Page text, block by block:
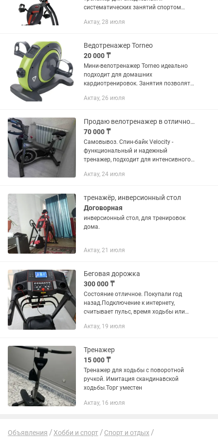
систематических занятий спортом
сосудистую и дыхательную системы,
пресса. Уникальный...
Актау, 28 июля
Ведотренажер Torneo
20 000 ₸
Мини-велотренажер Torneo идеально
подходит для домашних
кардиотренировок. Занятия позволят
полноценную физическую активность.
Актау, 26 июля
Продаю велотренажер в отличном состояние .
70 000 ₸
Самовывоз. Спин-байк Velocity -
функциональный и надежный
тренажер, подходит для интенсивного
эффективно проводить тренировки,
Актау, 24 июля
тренажёр, инверсионный стол
Договорная
инверсионный стол, для тренировок
дома.
Актау, 21 июля
Беговая дорожка
300 000 ₸
Состояние отличное. Покупали год
назад.Подключение к интернету,
считывает пульс, время ходьбы или
стойка для пресса, , встроенный
Актау, 19 июля
Тренажер
15 000 ₸
Тренажер для ходьбы с поворотной
ручкой. Имитация скандинавской
ходьбы.Торг уместен
Актау, 16 июля
Объявления Хобби и спорт Спорт и отдых